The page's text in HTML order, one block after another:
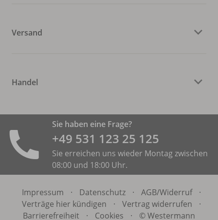
Versand
Handel
Sie haben eine Frage?
+49 531 ­123 25 125
Sie erreichen uns wieder Montag zwischen
08:00 und 18:00 Uhr.
Impressum · Datenschutz · AGB/Widerruf
·
Verträge hier kündigen
· Vertrag widerrufen
·
Barrierefreiheit
· Cookies · © Westermann